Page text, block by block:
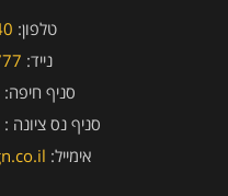
טלפון:
נייד:
סניף חיפה:
סניף נס ציונה :
אימייל: